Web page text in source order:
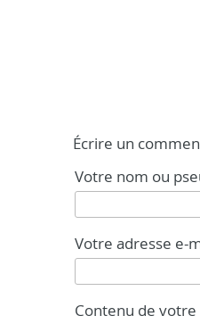
Écrire un
Votre nom ou
Votre adresse e-
Contenu de